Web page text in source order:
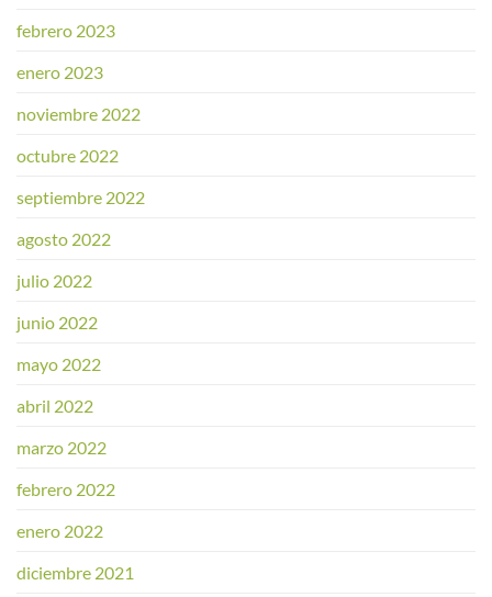
febrero 2023
enero 2023
noviembre 2022
octubre 2022
septiembre 2022
agosto 2022
julio 2022
junio 2022
mayo 2022
abril 2022
marzo 2022
febrero 2022
enero 2022
diciembre 2021